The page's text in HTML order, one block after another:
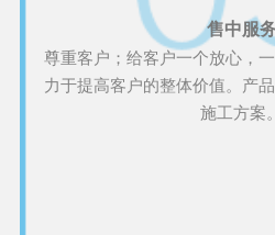
售中服
尊重客户；给客户一个放心，
力于提高客户的整体价值。产
施工方案。